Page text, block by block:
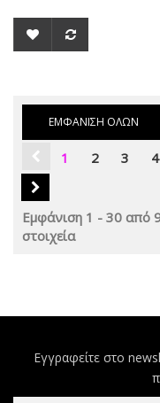
ΕΜΦΆΝΙΣΗ ΌΛΩΝ
1 2 3 4
Εμφάνιση 1 - 30 από
στοιχεία
Εγγραφείτε στο